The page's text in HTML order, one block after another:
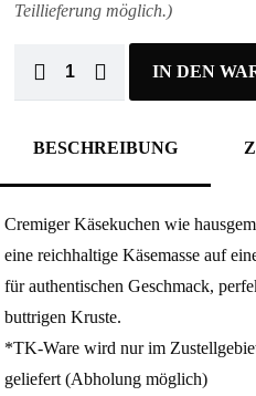
Teillieferung möglich.)
IN DEN
BESCHREIBUNG
Cremiger Käsekuchen wie
eine reichhaltige Käsemasse auf
für authentischen Geschmack,
buttrigen Kruste.
*TK-Ware wird nur im
geliefert (Abholung möglich)